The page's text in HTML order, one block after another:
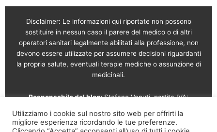
Disclaimer: Le informazioni qui riportate non possono
sostituire in nessun caso il parere del medico o di altri
operatori sanitari legalmente abilitati alla professione, non
devono essere utilizzate per assumere decisioni riguardanti
la propria salute, eventuali terapie mediche o assunzione di
medicinali.
Responsabile del blog:Stefano Venuti, partita IVA:
Vendita online a cura di: Garam s.r.l.Via Serviliano
Utilizziamo i cookie sul nostro sito web per offrirti la
migliore esperienza ricordando le tue preferenze.